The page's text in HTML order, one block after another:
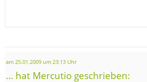
am 25.01.2009 um 23:13 Uhr
... hat Mercutio geschrieben: